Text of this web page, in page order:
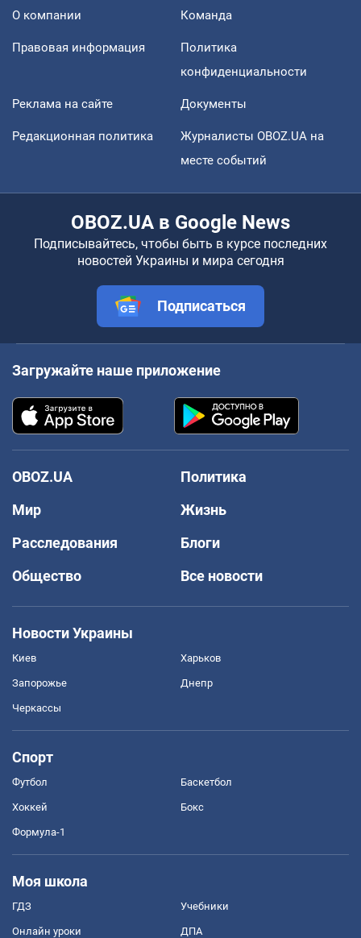
О компании Команда
Правовая информация
Политика
конфиденциальности
Реклама на сайте Документы
Редакционная политика
Журналисты OBOZ.UA на
месте событий
OBOZ.UA в Google News
Подписывайтесь, чтобы быть в курсе последних
новостей Украины и мира сегодня
Подписаться
Загружайте наше приложение
OBOZ.UA
Политика
Мир
Жизнь
Расследования
Блоги
Общество
Все новости
Новости Украины
Киев Харьков
Запорожье Днепр
Черкассы
Спорт
Футбол Баскетбол
Хоккей Бокс
Формула-1
Моя школа
ГДЗ Учебники
Онлайн уроки ДПА